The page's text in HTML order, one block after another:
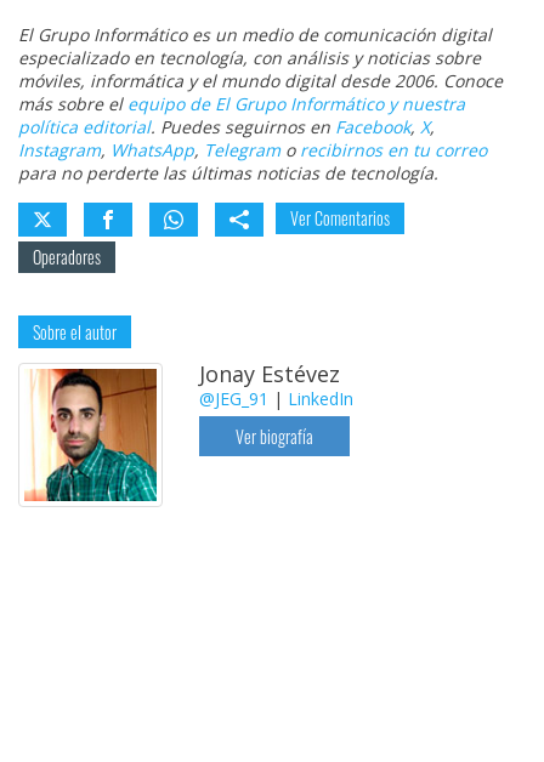
El Grupo Informático es un medio de comunicación digital
especializado en tecnología, con análisis y noticias sobre
móviles, informática y el mundo digital desde 2006. Conoce
más sobre el equipo de El Grupo Informático y nuestra
política editorial. Puedes seguirnos en Facebook, X,
Instagram, WhatsApp, Telegramo recibirnos en tu correo
para no perderte las últimas noticias de tecnología.
Ver Comentarios
Operadores
Sobre el autor
Jonay Estévez
@JEG_91 | LinkedIn
Ver biografía